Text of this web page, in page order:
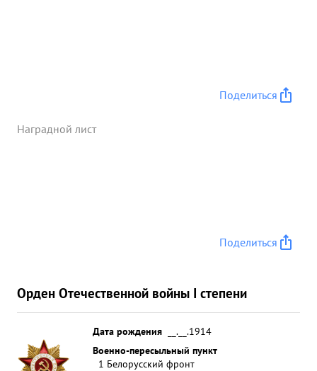
Поделиться
Наградной лист
Поделиться
Орден Отечественной войны I степени
Дата рождения
__.__.1914
Военно-пересыльный пункт
1 Белорусский фронт